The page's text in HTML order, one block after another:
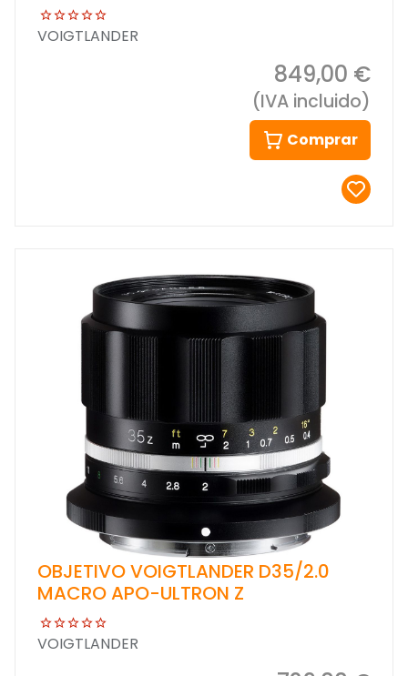
VOIGTLANDER
849,00 €
(IVA incluido)
Comprar
OBJETIVO VOIGTLANDER D35/2.0
MACRO APO-ULTRON Z
VOIGTLANDER